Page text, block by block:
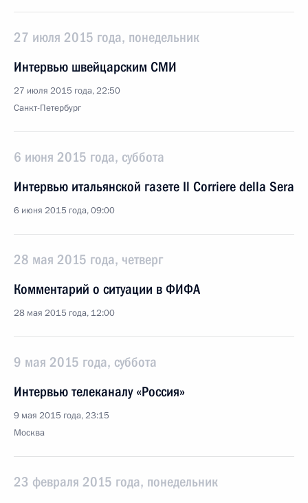
27 июля 2015 года, понедельник
Интервью швейцарским СМИ
27 июля 2015 года, 22:50
Санкт-Петербург
6 июня 2015 года, суббота
Интервью итальянской газете Il Corriere della Sera
6 июня 2015 года, 09:00
28 мая 2015 года, четверг
Комментарий о ситуации в ФИФА
28 мая 2015 года, 12:00
9 мая 2015 года, суббота
Интервью телеканалу «Россия»
9 мая 2015 года, 23:15
Москва
23 февраля 2015 года, понедельник